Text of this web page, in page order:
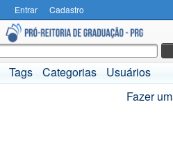
Entrar Cadastro
Tags Categorias
Usuários
Fazer